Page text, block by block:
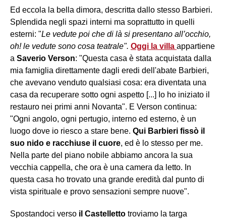
Ed eccola la bella dimora, descritta dallo stesso Barbieri.
Splendida negli spazi interni ma soprattutto in quelli
esterni: "Le vedute poi che di là si presentano all’occhio,
oh! le vedute sono cosa teatrale". Oggi la villa appartiene
a Saverio Verson: "Questa casa è stata acquistata dalla
mia famiglia direttamente dagli eredi dell'abate Barbieri,
che avevano venduto qualsiasi cosa: era diventata una
casa da recuperare sotto ogni aspetto [...] Io ho iniziato il
restauro nei primi anni Novanta". E Verson continua:
"Ogni angolo, ogni pertugio, interno ed esterno, è un
luogo dove io riesco a stare bene. Qui Barbieri fissò il
suo nido e racchiuse il cuore, ed è lo stesso per me.
Nella parte del piano nobile abbiamo ancora la sua
vecchia cappella, che ora è una camera da letto. In
questa casa ho trovato una grande eredità dal punto di
vista spirituale e provo sensazioni sempre nuove".
Spostandoci verso il Castelletto troviamo la targa